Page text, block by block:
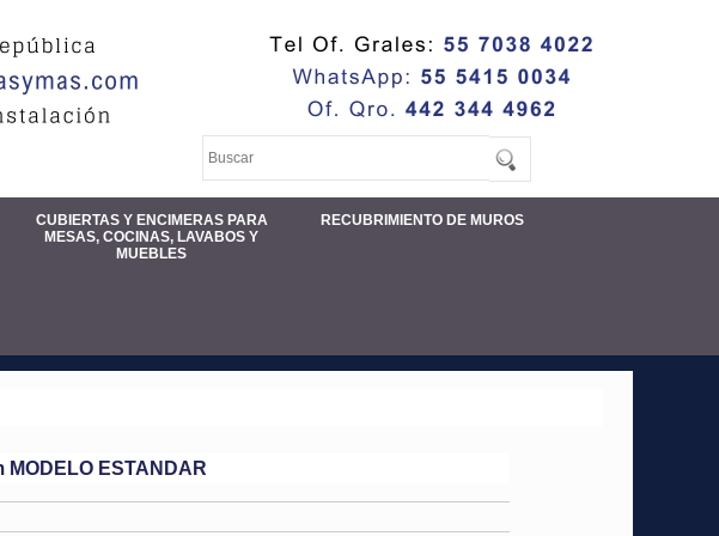
CUBIERTAS Y ENCIMERAS PARA
MESAS, COCINAS, LAVABOS Y
MUEBLES
RECUBRIMIENTO DE MUROS
MODELO ESTANDAR